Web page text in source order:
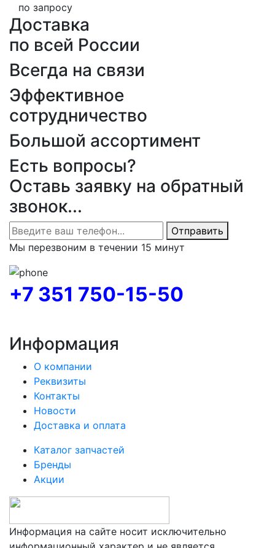
по запросу
Доставка
по всей России
Всегда на связи
Эффективное
сотрудничество
Большой ассортимент
Информация на сайте носит исключительно
Есть вопросы?
Оставь заявку на обратный
звонок...
Отправить
Мы перезвоним в течении 15 минут
+7 351 750-15-50
Информация
О компании
Реквизиты
Контакты
Новости
Доставка и оплата
Каталог запчастей
Бренды
Акции